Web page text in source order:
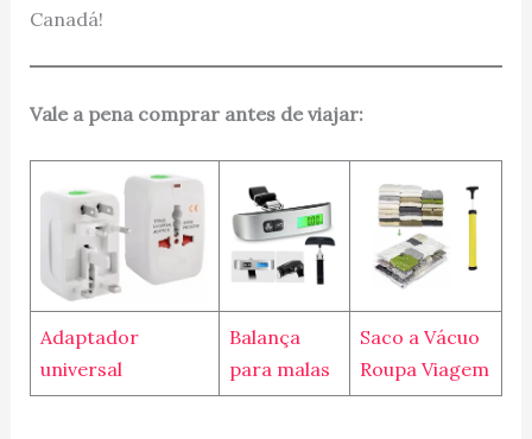
Canadá!
Vale a pena comprar antes de viajar:
Adaptador
universal
Balança
para malas
Saco a Vácuo
Roupa Viagem